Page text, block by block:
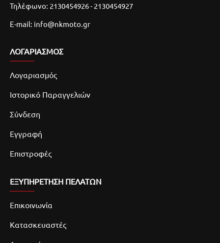
Τηλέφωνο: 2130454926 - 2130454927
E-mail: info@nkmoto.gr
ΛΟΓΑΡΙΑΣΜΌΣ
Λογαριασμός
Ιστορικό Παραγγελιών
Σύνδεση
Εγγραφή
Επιστροφές
ΕΞΥΠΗΡΕΤΗΣΗ ΠΕΛΑΤΩΝ
Επικοινωνία
Κατασκευαστές